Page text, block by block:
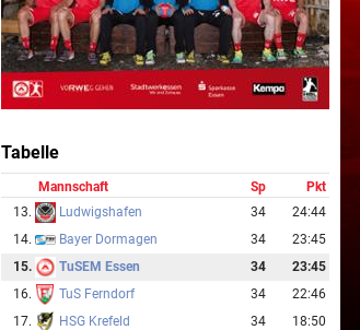
Tabelle
Mannschaft Sp
Pkt
13.
Ludwigshafen 34
24:44
14.
Bayer Dormagen 34
23:45
15.
TuSEM Essen 34
23:45
16.
TuS Ferndorf 34
22:46
17.
HSG Krefeld 34 18:50